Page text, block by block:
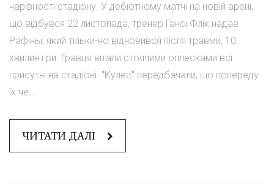
чарівності стадіону. У дебютному матчі на новій арені,
що відбувся 22 листопада, тренер Гансі Флік надав
Рафіньї, який тільки-но відновився після травми, 10
хвилин гри. Гравця вітали стоячими оплесками всі
присутні на стадіоні. "Кулес" передбачали, що попереду
їх че...
ЧИТАТИ ДАЛІ